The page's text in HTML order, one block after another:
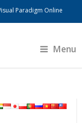
Paradigm Online
Menu